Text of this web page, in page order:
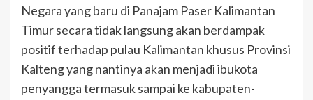
Negara yang baru di Panajam Paser Kalimantan
Timur secara tidak langsung akan berdampak
positif terhadap pulau Kalimantan khusus Provinsi
Kalteng yang nantinya akan menjadi ibukota
penyangga termasuk sampai ke kabupaten-